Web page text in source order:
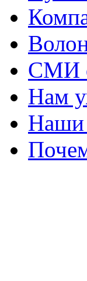
СМИ
Нам
Наши